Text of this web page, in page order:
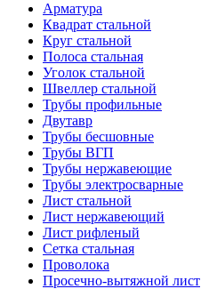
Арматура
Квадрат стальной
Круг стальной
Полоса стальная
Уголок стальной
Швеллер стальной
Трубы профильные
Двутавр
Трубы бесшовные
Трубы ВГП
Трубы нержавеющие
Трубы электросварные
Лист стальной
Лист нержавеющий
Лист рифленый
Сетка стальная
Проволока
Просечно-вытяжной лист